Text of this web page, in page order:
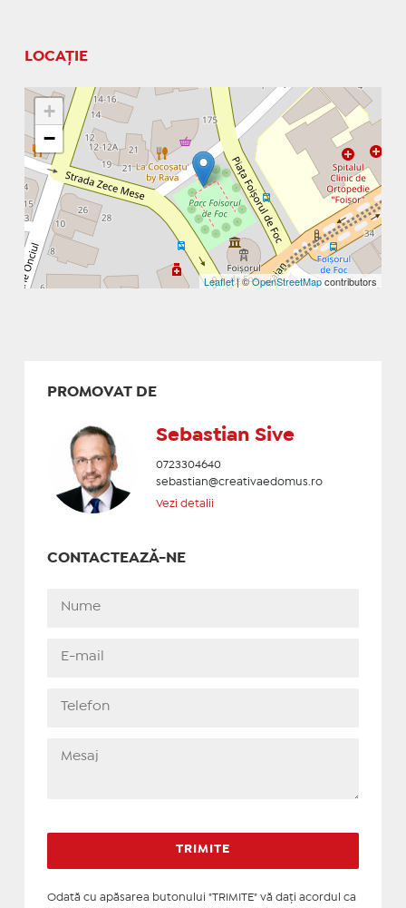
LOCAȚIE
+
−
Leaflet| ©OpenStreetMapcontributors
PROMOVAT DE
Sebastian Sive
0723304640
sebastian@creativaedomus.ro
Vezi detalii
CONTACTEAZĂ-NE
Odată cu apăsarea butonului "TRIMITE" vă daţi acordul ca